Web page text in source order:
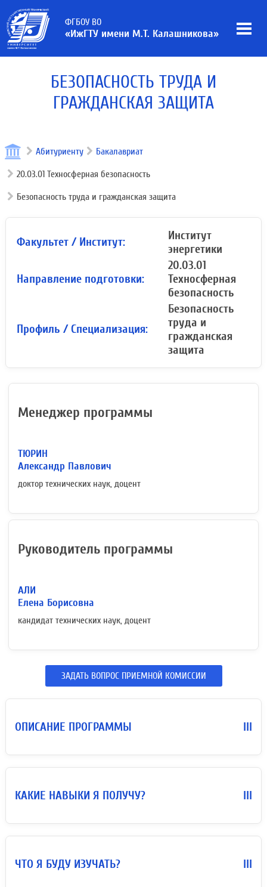
ФГБОУ ВО
«ИжГТУ имени М.Т. Калашникова»
БЕЗОПАСНОСТЬ ТРУДА И
ГРАЖДАНСКАЯ ЗАЩИТА
Абитуриенту Бакалавриат
20.03.01 Техносферная безопасность
Безопасность труда и гражданская защита
Факультет / Институт:
Институт
энергетики
Направление подготовки:
20.03.01
Техносферная
безопасность
Профиль / Специализация:
Безопасность
труда и
гражданская
защита
Менеджер программы
ТЮРИН
Александр Павлович
доктор технических наук, доцент
Руководитель программы
АЛИ
Елена Борисовна
кандидат технических наук, доцент
ЗАДАТЬ ВОПРОС ПРИЕМНОЙ КОМИССИИ
ОПИСАНИЕ ПРОГРАММЫ III
КАКИЕ НАВЫКИ Я ПОЛУЧУ? III
ЧТО Я БУДУ ИЗУЧАТЬ? III